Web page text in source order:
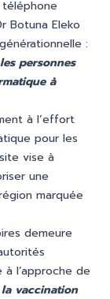
Botuna Eleko
:
personnes
à
à l’effort
pour les
vise à
une
marquée
demeure
l’approche de
vaccination